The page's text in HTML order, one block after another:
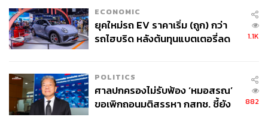
ECONOMIC
ยุคใหม่รถ EV ราคาเริ่ม (ถูก) กว่า
รถไฮบริด หลังต้นทุนแบตเตอรี่ลด
1.1K
POLITICS
ศาลปกครองไม่รับฟ้อง ‘หมอสรณ’
ขอเพิกถอนมติสรรหา กสทช. ชี้ยัง
882